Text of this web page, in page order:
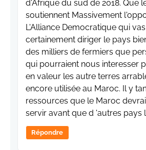
d'Afrique du sud de 2018. Que
soutiennent Massivement
L'Alliance Democratique qui vas
certainement diriger le pays
des milliers de fermiers que
qui pourraient nous interesser
en valeur les autre terres
encore utilisée au Maroc. Il y
ressources que le Maroc
servir avant que d 'autres pays
Répondre